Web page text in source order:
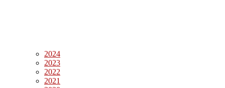
2024
2023
2022
2021